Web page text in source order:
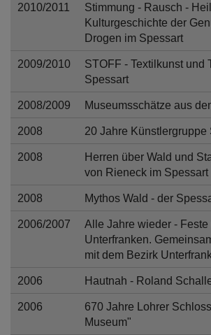
2010/2011
Stimmung - Rausch -
Kulturgeschichte der
Drogen im Spessart
2009/2010
STOFF - Textilkunst und
Spessart
2008/2009 Museumsschätze aus
2008 20 Jahre Künstlergruppe
2008
Herren über Wald und
von Rieneck im Spessart
2008 Mythos Wald - der
2006/2007
Alle Jahre wieder -
Unterfranken.
mit dem Bezirk
2006 Hautnah - Roland
2006
670 Jahre Lohrer
Museum"